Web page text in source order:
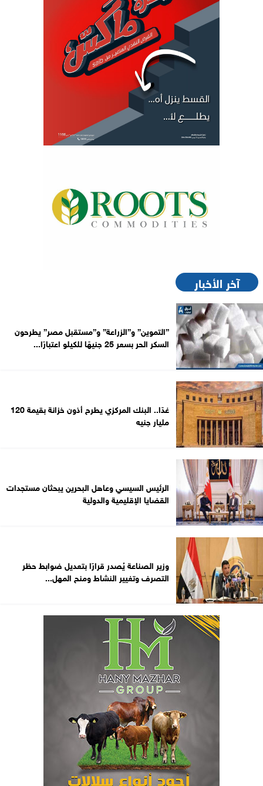
آخر الأخبار
”التموين” و”الزراعة” و”مستقبل مصر” يطرحون
السكر الحر بسعر 25 جنيهًا للكيلو اعتبارًا...
غدًا.. البنك المركزي يطرح أذون خزانة بقيمة 120
مليار جنيه
الرئيس السيسي وعاهل البحرين يبحثان مستجدات
القضايا الإقليمية والدولية
وزير الصناعة يُصدر قرارًا بتعديل ضوابط حظر
التصرف وتغيير النشاط ومنح المهل...